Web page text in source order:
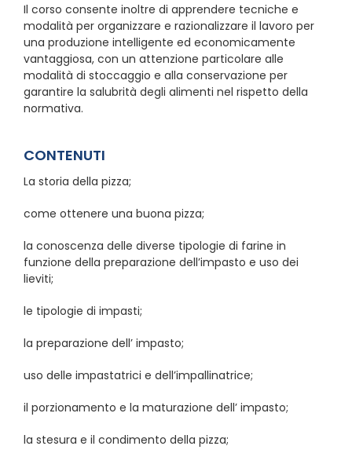
Il corso consente inoltre di apprendere tecniche e
modalità per organizzare e razionalizzare il lavoro per
una produzione intelligente ed economicamente
vantaggiosa, con un attenzione particolare alle
modalità di stoccaggio e alla conservazione per
garantire la salubrità degli alimenti nel rispetto della
normativa.
CONTENUTI
La storia della pizza;
come ottenere una buona pizza;
la conoscenza delle diverse tipologie di farine in
funzione della preparazione dell’impasto e uso dei
lieviti;
le tipologie di impasti;
la preparazione dell’ impasto;
uso delle impastatrici e dell’impallinatrice;
il porzionamento e la maturazione dell’ impasto;
la stesura e il condimento della pizza;